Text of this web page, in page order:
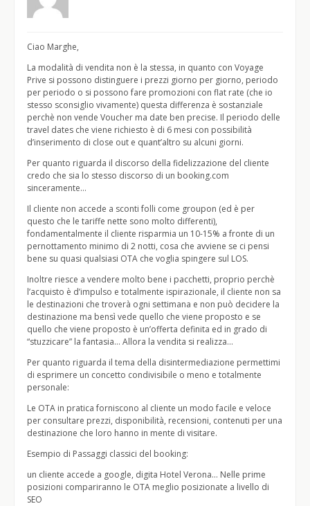
Ciao Marghe,
La modalità di vendita non è la stessa, in quanto con Voyage
Prive si possono distinguere i prezzi giorno per giorno, periodo
per periodo o si possono fare promozioni con flat rate (che io
stesso sconsiglio vivamente) questa differenza è sostanziale
perchè non vende Voucher ma date ben precise. Il periodo delle
travel dates che viene richiesto è di 6 mesi con possibilità
d’inserimento di close out e quant’altro su alcuni giorni.
Per quanto riguarda il discorso della fidelizzazione del cliente
credo che sia lo stesso discorso di un booking.com
sinceramente…
Il cliente non accede a sconti folli come groupon (ed è per
questo che le tariffe nette sono molto differenti),
fondamentalmente il cliente risparmia un 10-15% a fronte di un
pernottamento minimo di 2 notti, cosa che avviene se ci pensi
bene su quasi qualsiasi OTA che voglia spingere sul LOS.
Inoltre riesce a vendere molto bene i pacchetti, proprio perchè
l’acquisto è d’impulso e totalmente ispirazionale, il cliente non sa
le destinazioni che troverà ogni settimana e non può decidere la
destinazione ma bensì vede quello che viene proposto e se
quello che viene proposto è un’offerta definita ed in grado di
“stuzzicare” la fantasia… Allora la vendita si realizza…
Per quanto riguarda il tema della disintermediazione permettimi
di esprimere un concetto condivisibile o meno e totalmente
personale:
Le OTA in pratica forniscono al cliente un modo facile e veloce
per consultare prezzi, disponibilità, recensioni, contenuti per una
destinazione che loro hanno in mente di visitare.
Esempio di Passaggi classici del booking:
un cliente accede a google, digita Hotel Verona… Nelle prime
posizioni compariranno le OTA meglio posizionate a livello di
SEO